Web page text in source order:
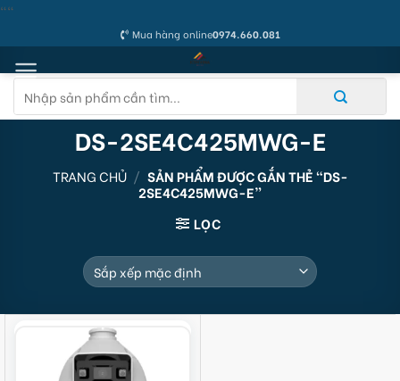
""
content
Mua hàng online0974.660.081
kiếm:
DS-2SE4C425MWG-E
TRANG CHỦ / SẢN PHẨM ĐƯỢC GẮN THẺ “DS-
2SE4C425MWG-E”
LỌC